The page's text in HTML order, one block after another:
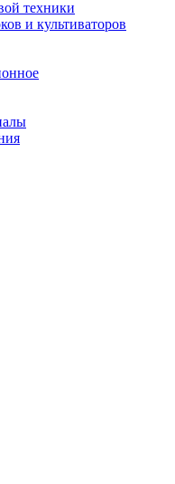
техники
и культиваторов